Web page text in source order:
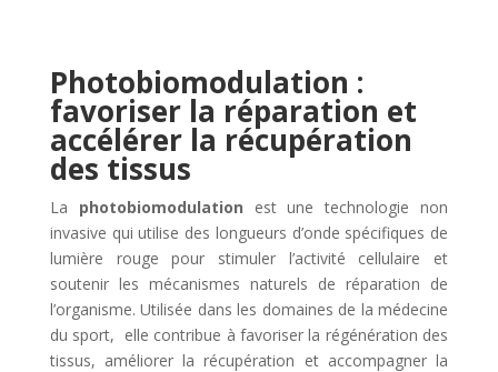
Photobiomodulation :
favoriser la réparation et
accélérer la récupération
des tissus
La photobiomodulation est une technologie non
invasive qui utilise des longueurs d’onde spécifiques de
lumière rouge pour stimuler l’activité cellulaire et
soutenir les mécanismes naturels de réparation de
l’organisme. Utilisée dans les domaines de la médecine
du sport, elle contribue à favoriser la régénération des
tissus, améliorer la récupération et accompagner la